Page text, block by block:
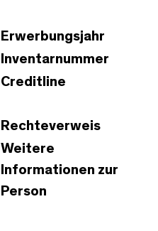
Erwerbungsjahr
Inventarnummer
Creditline
Rechteverweis
Weitere
Informationen zur
Person